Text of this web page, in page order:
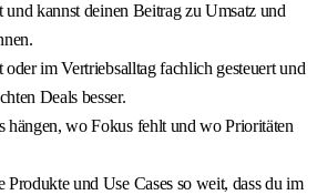
und kannst deinen Beitrag zu Umsatz und
oder im Vertriebsalltag fachlich gesteuert und
Deals besser.
hängen, wo Fokus fehlt und wo Prioritäten
Produkte und Use Cases so weit, dass du im